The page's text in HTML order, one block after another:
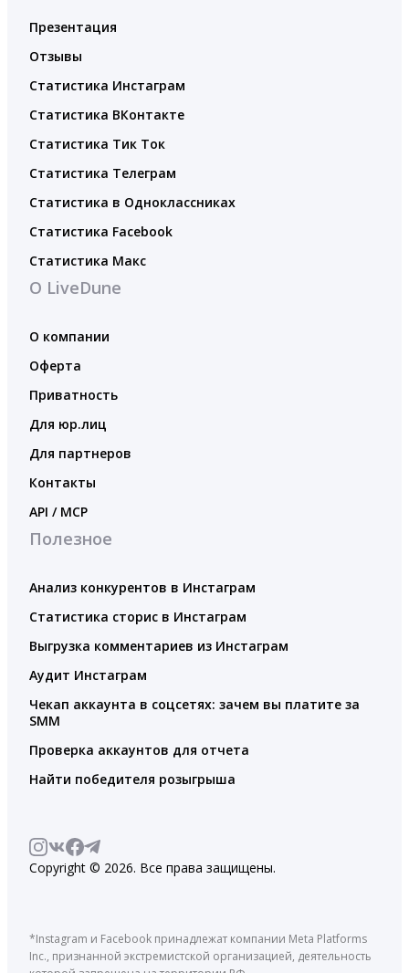
Презентация
Отзывы
Статистика Инстаграм
Статистика ВКонтакте
Статистика Тик Ток
Статистика Телеграм
Статистика в Одноклассниках
Статистика Facebook
Статистика Макс
О LiveDune
О компании
Оферта
Приватность
Для юр.лиц
Для партнеров
Контакты
API / MCP
Полезное
Анализ конкурентов в Инстаграм
Статистика сторис в Инстаграм
Выгрузка комментариев из Инстаграм
Аудит Инстаграм
Чекап аккаунта в соцсетях: зачем вы платите за
SMM
Проверка аккаунтов для отчета
Найти победителя розыгрыша
Copyright © 2026. Все права защищены.
*Instagram и Facebook принадлежат компании Meta Platforms
Inc., признанной экстремистской организацией, деятельность